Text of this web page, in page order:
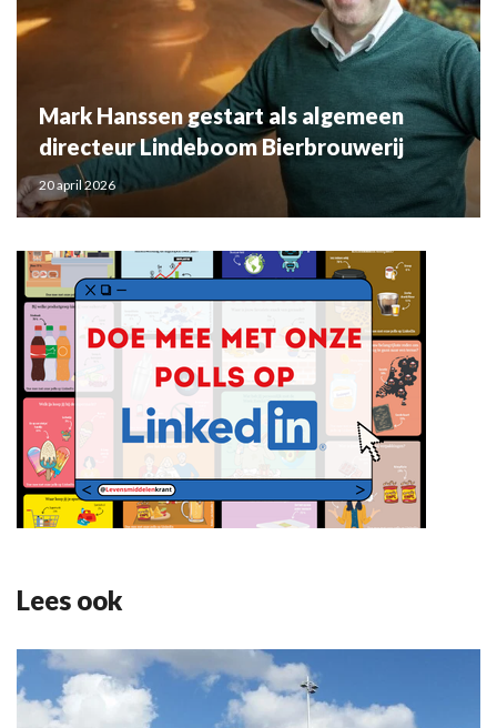
Mark Hanssen gestart als algemeen
directeur Lindeboom Bierbrouwerij
20 april 2026
Lees ook